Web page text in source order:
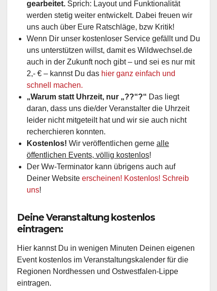
gearbeitet. Sprich: Layout und Funktionalität
werden stetig weiter entwickelt. Dabei freuen wir
uns auch über Eure Ratschläge, bzw Kritik!
Wenn Dir unser kostenloser Service gefällt und Du
uns unterstützen willst, damit es Wildwechsel.de
auch in der Zukunft noch gibt – und sei es nur mit
2,- € – kannst Du das hier ganz einfach und
schnell machen.
„Warum statt Uhrzeit, nur „??“?“ Das liegt
daran, dass uns die/der Veranstalter die Uhrzeit
leider nicht mitgeteilt hat und wir sie auch nicht
recherchieren konnten.
Kostenlos! Wir veröffentlichen gerne alle
öffentlichen Events, völlig kostenlos!
Der Ww-Terminator kann übrigens auch auf
Deiner Website erscheinen! Kostenlos! Schreib
uns!
Deine Veranstaltung kostenlos
eintragen:
Hier kannst Du in wenigen Minuten Deinen eigenen
Event kostenlos im Veranstaltungskalender für die
Regionen Nordhessen und Ostwestfalen-Lippe
eintragen.